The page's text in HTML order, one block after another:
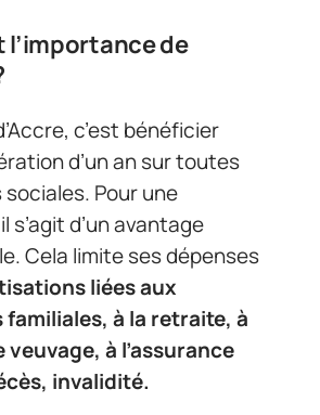
l’importance de
c’est bénéficier
d’un an sur toutes
Pour une
s’agit d’un avantage
Cela limite ses dépenses
liées aux
à la retraite, à
veuvage, à l’assurance
invalidité.